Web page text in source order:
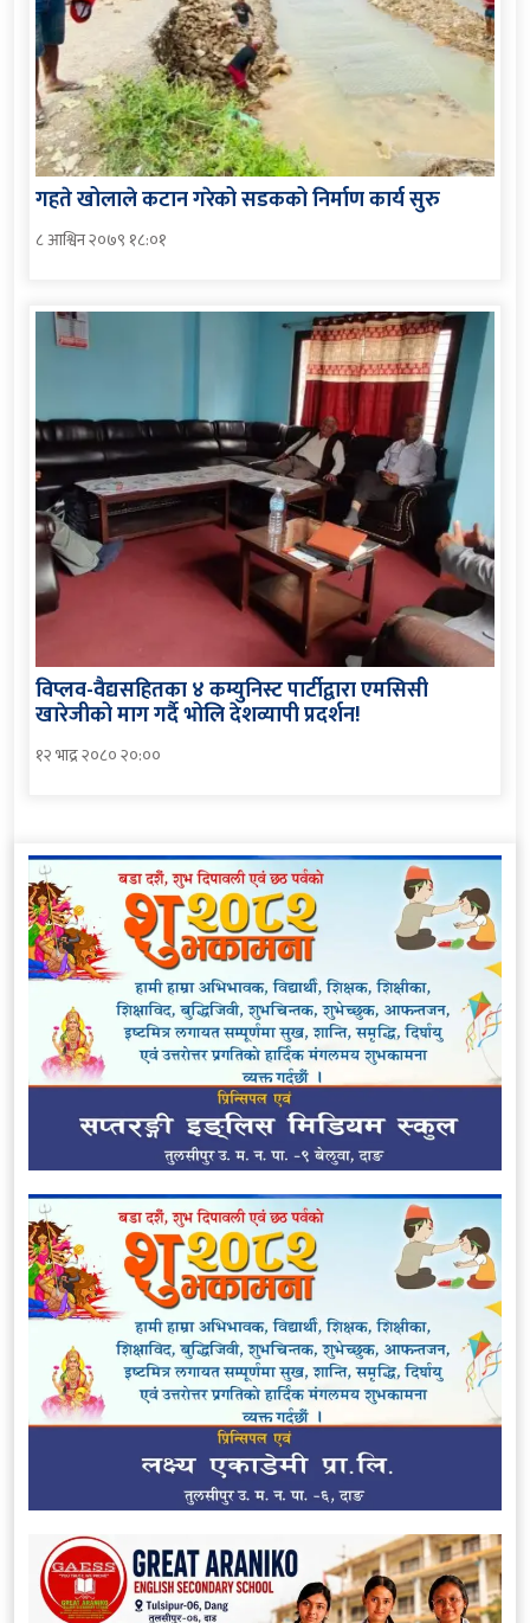
गहते खोलाले कटान गरेको सडकको निर्माण कार्य सुरु
८ आश्विन २०७९ १८:०१
विप्लव-वैद्यसहितका ४ कम्युनिस्ट पार्टीद्वारा एमसिसी
खारेजीको माग गर्दै भोलि देशव्यापी प्रदर्शन!
१२ भाद्र २०८० २०:००